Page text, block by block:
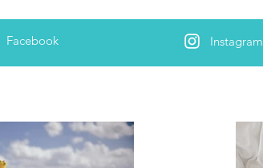
Facebook Instagram